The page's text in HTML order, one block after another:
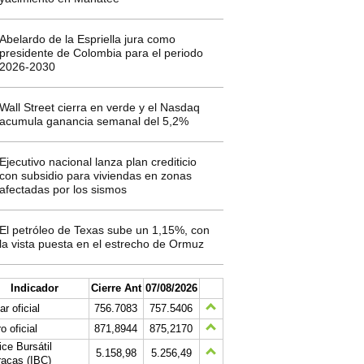
Abelardo de la Espriella jura como
presidente de Colombia para el periodo
2026-2030
Wall Street cierra en verde y el Nasdaq
acumula ganancia semanal del 5,2%
Ejecutivo nacional lanza plan crediticio
con subsidio para viviendas en zonas
afectadas por los sismos
El petróleo de Texas sube un 1,15%, con
la vista puesta en el estrecho de Ormuz
Indicador Cierre Ant 07/08/2026
oficial
756.7083
757.5406
oficial
871,8944
875,2170
Bursátil
(IBC)
5.158,98
5.256,49